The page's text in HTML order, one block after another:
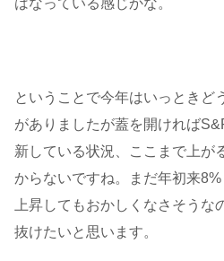
はなっている感じかな。
ということで今年はいっときど
がありましたが蓋を開ければ
新している状況、ここまで上が
からないですね。まだ年初来
上昇してもおかしくなさそう
抜けたいと思います。